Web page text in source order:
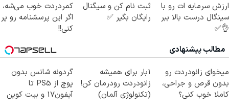
ارزش سرمایه ات رو با
سینگال درست بالا ببر
👌✅
ثبت نام کن و سیگنال
رایگان بگیر ✅
کمردردت خوب می‌شه،
اگر این پرسشنامه رو پر
کنی!!
مطالب پیشنهادی
میخوای زانودردت رو
بدون قرص و جراحی،
کاملا خوب کنی؟
1بار برای همیشه
زانودردت رودرمان کن!
(تکنولوژی آلمان)
گردونه شانس بدون
پوچ از PS5 تا
آیفون17 و بیت کوین